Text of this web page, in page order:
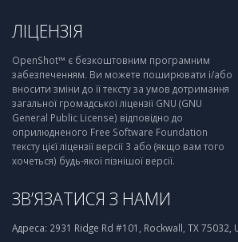
ЛІЦЕНЗІЯ
OpenShot™ є безкоштовним програмним
забезпеченням. Ви можете поширювати і/або
вносити зміни до її тексту за умов дотримання
загальної громадської ліцензії GNU (GNU
General Public License) відповідно до
оприлюдненого Free Software Foundation
тексту цієї ліцензії версії 3 або (якщо вам того
хочеться) будь-якої пізнішої версії.
ЗВ’ЯЗАТИСЯ З НАМИ
Адреса: 2931 Ridge Rd #101, Rockwall, TX 75032,